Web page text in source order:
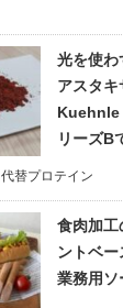
光を使わ
アスタ
Kuehnle
リーズB
代替プロテイン
食肉加工
ントベ
業務用ソ